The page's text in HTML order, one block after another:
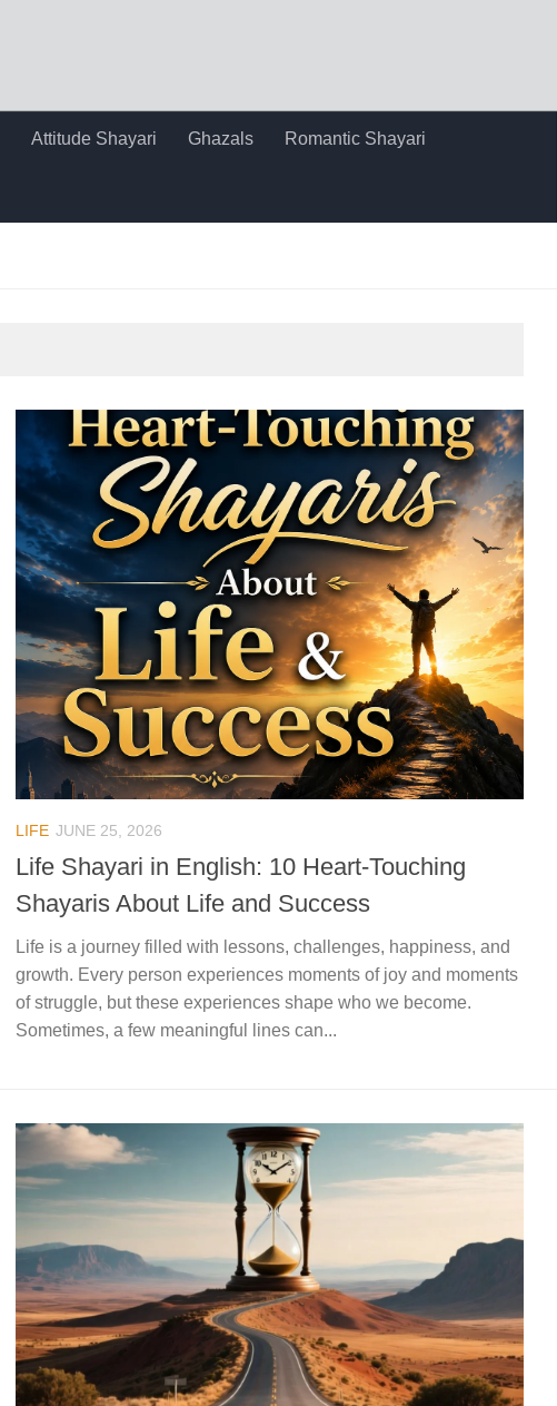
Attitude Shayari Ghazals Romantic Shayari
LIFE JUNE 25, 2026
Life Shayari in English: 10 Heart-Touching
Shayaris About Life and Success
Life is a journey filled with lessons, challenges, happiness, and
growth. Every person experiences moments of joy and moments
of struggle, but these experiences shape who we become.
Sometimes, a few meaningful lines can...